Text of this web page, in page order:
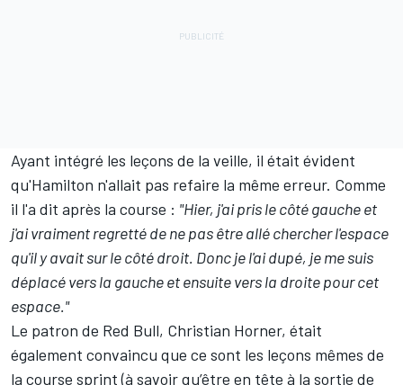
Ayant intégré les leçons de la veille, il était évident
qu'Hamilton n'allait pas refaire la même erreur. Comme
il l'a dit après la course : "Hier, j'ai pris le côté gauche et
j'ai vraiment regretté de ne pas être allé chercher l'espace
qu'il y avait sur le côté droit. Donc je l'ai dupé, je me suis
déplacé vers la gauche et ensuite vers la droite pour cet
espace."
Le patron de Red Bull, Christian Horner, était
également convaincu que ce sont les leçons mêmes de
la course sprint (à savoir qu’être en tête à la sortie de